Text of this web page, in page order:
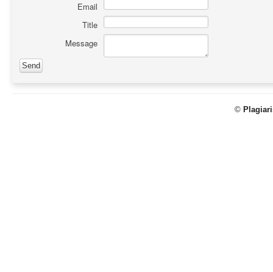
Email
Title
Message
©